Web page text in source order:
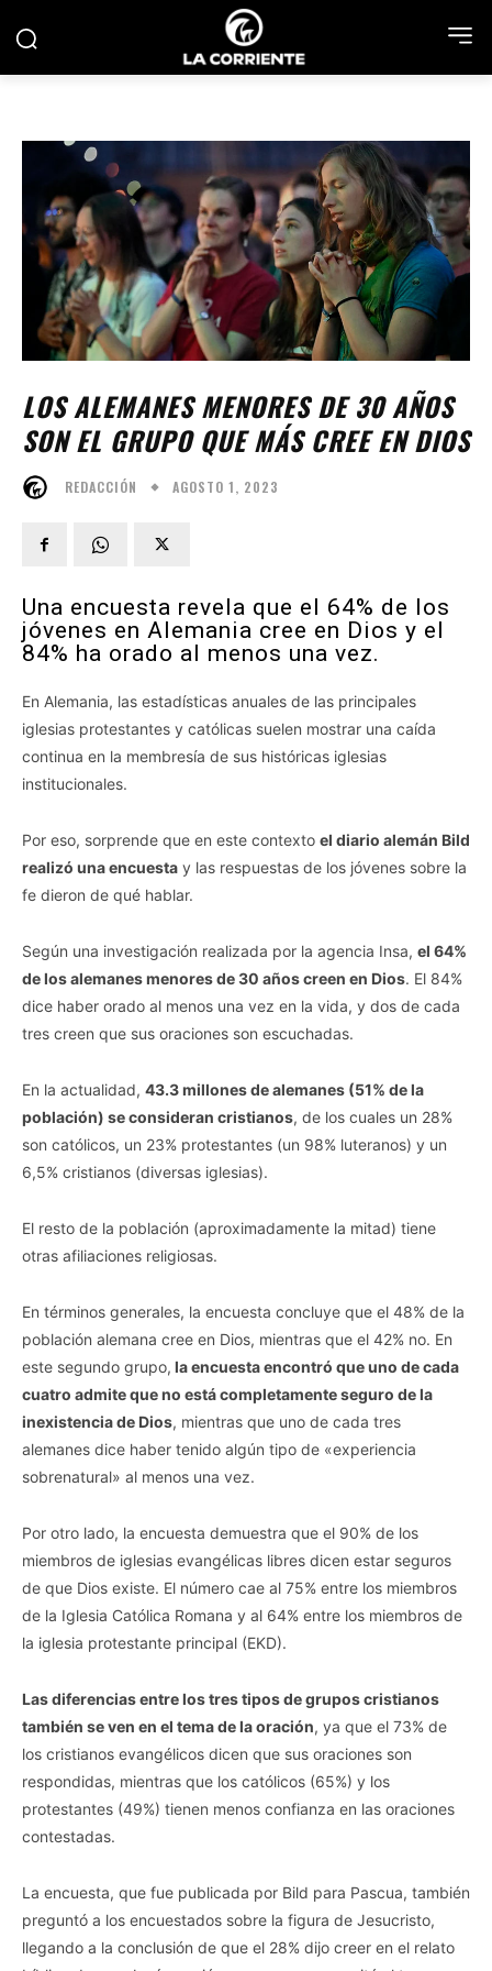
LOS ALEMANES MENORES DE 30 AÑOS
SON EL GRUPO QUE MÁS CREE EN DIOS
REDACCIÓN AGOSTO 1, 2023
Una encuesta revela que el 64% de los
jóvenes en Alemania cree en Dios y el
84% ha orado al menos una vez.
En Alemania, las estadísticas anuales de las principales
iglesias protestantes y católicas suelen mostrar una caída
continua en la membresía de sus históricas iglesias
institucionales.
Por eso, sorprende que en este contexto el diario alemán Bild
realizó una encuesta y las respuestas de los jóvenes sobre la
fe dieron de qué hablar.
Según una investigación realizada por la agencia Insa, el 64%
de los alemanes menores de 30 años creen en Dios. El 84%
dice haber orado al menos una vez en la vida, y dos de cada
tres creen que sus oraciones son escuchadas.
En la actualidad, 43.3 millones de alemanes (51% de la
población) se consideran cristianos, de los cuales un 28%
son católicos, un 23% protestantes (un 98% luteranos) y un
6,5% cristianos (diversas iglesias).
El resto de la población (aproximadamente la mitad) tiene
otras afiliaciones religiosas.
En términos generales, la encuesta concluye que el 48% de la
población alemana cree en Dios, mientras que el 42% no. En
este segundo grupo, la encuesta encontró que uno de cada
cuatro admite que no está completamente seguro de la
inexistencia de Dios, mientras que uno de cada tres
alemanes dice haber tenido algún tipo de «experiencia
sobrenatural» al menos una vez.
Por otro lado, la encuesta demuestra que el 90% de los
miembros de iglesias evangélicas libres dicen estar seguros
de que Dios existe. El número cae al 75% entre los miembros
de la Iglesia Católica Romana y al 64% entre los miembros de
la iglesia protestante principal (EKD).
Las diferencias entre los tres tipos de grupos cristianos
también se ven en el tema de la oración, ya que el 73% de
los cristianos evangélicos dicen que sus oraciones son
respondidas, mientras que los católicos (65%) y los
protestantes (49%) tienen menos confianza en las oraciones
contestadas.
La encuesta, que fue publicada por Bild para Pascua, también
preguntó a los encuestados sobre la figura de Jesucristo,
llegando a la conclusión de que el 28% dijo creer en el relato